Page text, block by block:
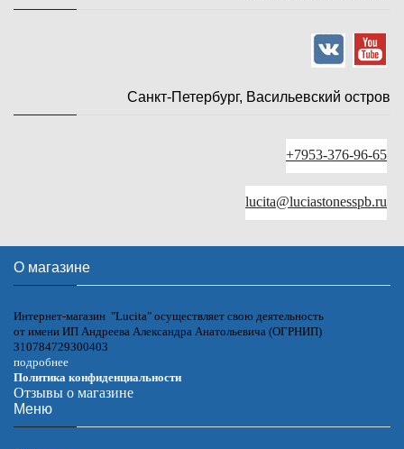
Санкт-Петербург, Васильевский остров
+7953-376-96-65
lucita@luciastonesspb.ru
О магазине
Интернет-магазин "Lucita" осуществляет свою деятельность
от имени ИП Андреева Александра Анатольевича (ОГРНИП)
310784729300403
подробнее
Политика конфиденциальности
Отзывы о магазине
Меню